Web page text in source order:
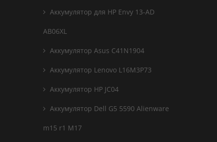
Аккумулятор для HP Envy 13-AD
AB06XL
Аккумулятор Asus C41N1904
Аккумулятор Lenovo L16M3P73
Аккумулятор HP JC04
Аккумулятор Dell G5 5590 Alienware
m15 r1 M17